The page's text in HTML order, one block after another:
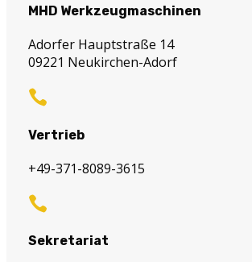
MHD Werkzeugmaschinen
Adorfer Hauptstraße 14
09221 Neukirchen-Adorf

Vertrieb
+49-371-8089-3615

Sekretariat